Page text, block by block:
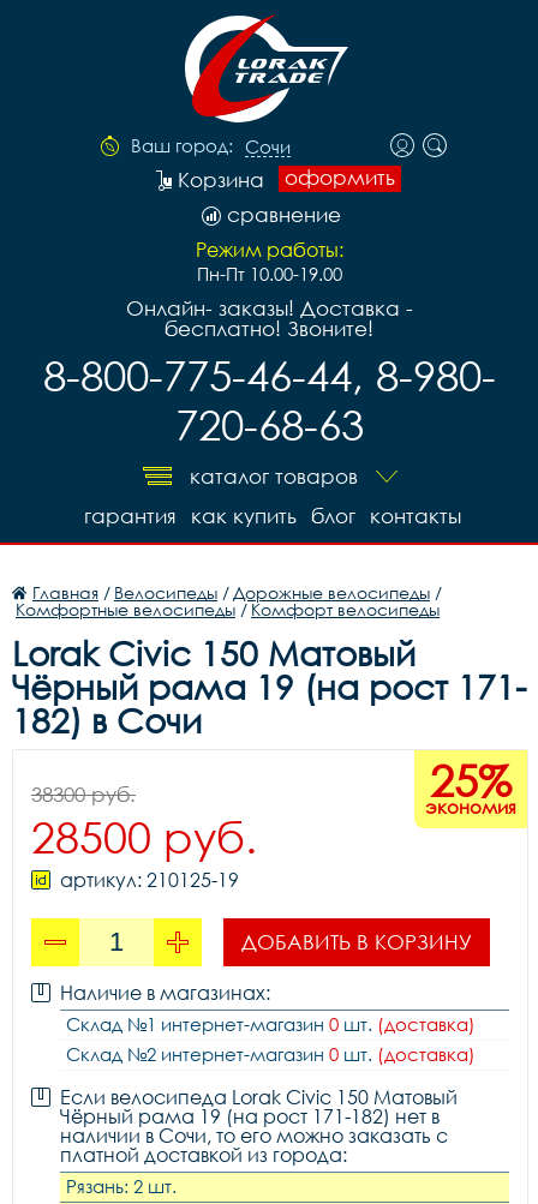
Ваш город: Сочи
оформить
Корзина
сравнение
Режим работы:
Пн-Пт 10.00-19.00
Онлайн- заказы! Доставка -
бесплатно! Звоните!
8-800-775-46-44, 8-980-
720-68-63
каталог товаров
контакты
блог
как купить
гарантия
Главная / Велосипеды / Дорожные велосипеды /
Комфортные велосипеды / Комфорт велосипеды
Lorak Civic 150 Матовый
Чёрный рама 19 (на рост 171-
182) в Сочи
25%
экономия
38300 руб.
28500 руб.
артикул: 210125-19
ДОБАВИТЬ В КОРЗИНУ
Наличие в магазинах:
Склад №1 интернет-магазин 0 шт. (доставка)
Склад №2 интернет-магазин 0 шт. (доставка)
Если велосипеда Lorak Civic 150 Матовый
Чёрный рама 19 (на рост 171-182) нет в
наличии в Сочи, то его можно заказать с
платной доставкой из города:
Рязань: 2 шт.